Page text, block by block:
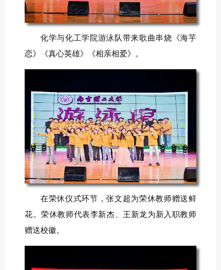
化学与化工学院游泳队带来歌曲串烧《海芋
恋》《真心英雄》《相亲相爱》。
在荣休仪式环节，张文超为荣休教师赠送鲜
花。荣休教师代表李新杰、王新龙为新入职教师
赠送校徽。